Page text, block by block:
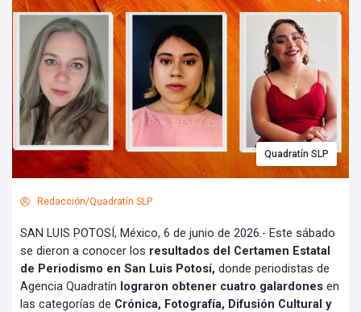
Quadratín SLP
Redacción/Quadratín SLP
SAN LUIS POTOSÍ, México, 6 de junio de 2026.- Este sábado
se dieron a conocer los resultados del Certamen Estatal
de Periodismo en San Luis Potosí, donde periodistas de
Agencia Quadratín lograron obtener cuatro galardones en
las categorías de Crónica, Fotografía, Difusión Cultural y